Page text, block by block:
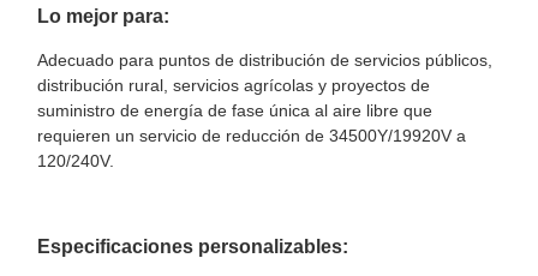
Lo mejor para:
Adecuado para puntos de distribución de servicios públicos,
distribución rural, servicios agrícolas y proyectos de
suministro de energía de fase única al aire libre que
requieren un servicio de reducción de 34500Y/19920V a
120/240V.
Especificaciones personalizables: